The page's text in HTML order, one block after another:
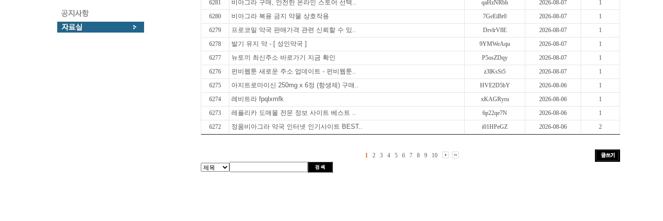
6281 비아그라 구매, 안전한 온라인 스토어 선택.. qaHzNRbh 2026-08-07
1
6280
비아그라 복용 금지 약물 상호작용 7GeEiBr0 2026-08-07
1
6279
프로코밀 약국 판매가격 관련 신뢰할 수 있.. DrvlrV8E 2026-08-07
1
6278
발기 유지 약 - [ 성인약국 ] 9YMWeAqu 2026-08-07
1
6277
뉴토끼 최신주소 바로가기 지금 확인 P5osZDqy 2026-08-07
1
6276
펀비웹툰 새로운 주소 업데이트 - 펀비웹툰.. z3lKsSt5 2026-08-07
1
6275
아지트로마이신 250mg x 6정 (항생제) 구매.. HVE2D5bY 2026-08-06
1
6274
레비트라 fpqlxmfk xKAGRyru 2026-08-06
1
6273
레플리카 도매몰 전문 정보 사이트 베스트 .. 6p22qe7N 2026-08-06
1
6272
정품비아그라 약국 인터넷 인기사이트 BEST.. i01HPeGZ 2026-08-06 2
1 2 3 4 5 6 7 8 9 10